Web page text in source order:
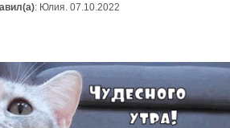
: Юлия. 07.10.2022